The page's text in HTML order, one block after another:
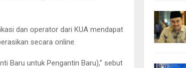
dan operator dari KUA mendapat
secara online.
Baru untuk Pengantin Baru),” sebut